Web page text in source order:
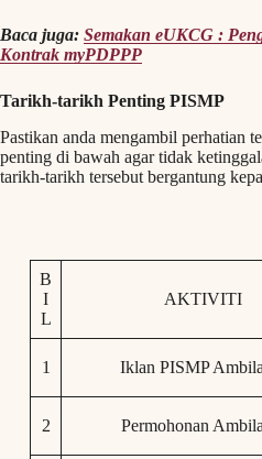
Baca juga: Semakan eUKCG :
Kontrak myPDPPP
Tarikh-tarikh Penting PISMP
Pastikan anda mengambil perhatian
penting di bawah agar tidak
tarikh-tarikh tersebut bergantung
B
I
L
AKTIVITI
1 Iklan PISMP
2 Permohonan